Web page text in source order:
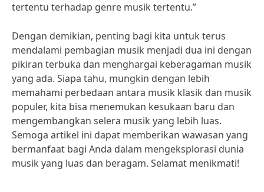
tertentu terhadap genre musik tertentu.”
Dengan demikian, penting bagi kita untuk terus
mendalami pembagian musik menjadi dua ini dengan
pikiran terbuka dan menghargai keberagaman musik
yang ada. Siapa tahu, mungkin dengan lebih
memahami perbedaan antara musik klasik dan musik
populer, kita bisa menemukan kesukaan baru dan
mengembangkan selera musik yang lebih luas.
Semoga artikel ini dapat memberikan wawasan yang
bermanfaat bagi Anda dalam mengeksplorasi dunia
musik yang luas dan beragam. Selamat menikmati!